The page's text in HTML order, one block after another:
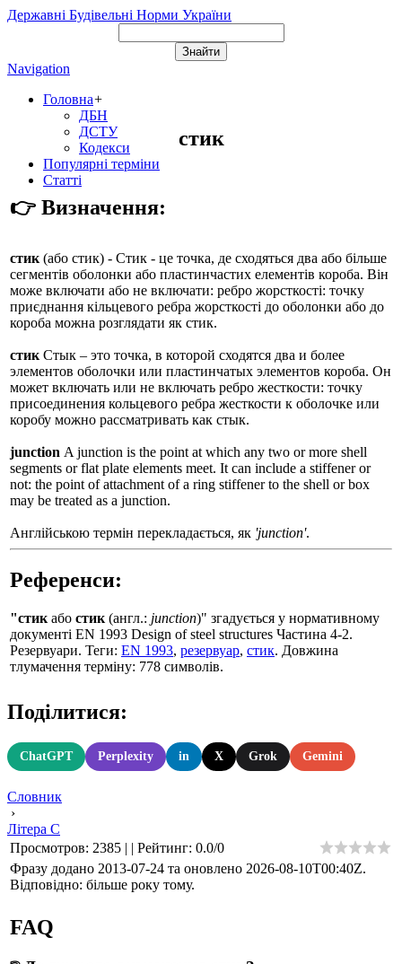
Державні Будівельні Норми України
Navigation
Головна+
ДБН
ДСТУ
Кодекси
Популярні терміни
Статті
стик
👉 Визначення:
стик (або стик) - Стик - це точка, де сходяться два або більше
сегментів оболонки або пластинчастих елементів короба. Він
може включати або не включати: ребро жорсткості: точку
приєднання кільцевого ребра жорсткості до оболонки або до
короба можна розглядати як стик.
стик Стык – это точка, в которой сходятся два и более
элементов оболочки или пластинчатых элементов короба. Он
может включать или не включать ребро жесткости: точку
присоединения кольцевого ребра жесткости к оболочке или
коробу можно рассматривать как стык.
junction A junction is the point at which any two or more shell
segments or flat plate elements meet. It can include a stiffener or
not: the point of attachment of a ring stiffener to the shell or box
may be treated as a junction.
Англійською термін перекладається, як 'junction'.
Референси:
"стик або стик (англ.: junction)" згадується у нормативному
документі EN 1993 Design of steel structures Частина 4-2.
Резервуари. Теги: EN 1993, резервуар, стик. Довжина
тлумачення терміну: 778 символів.
Поділитися:
ChatGPT Perplexity in X Grok Gemini
Словник
›
Літера С
Просмотров: 2385 | | Рейтинг: 0.0/0
Фразу додано 2013-07-24 та оновлено 2026-08-10T00:40Z.
Відповідно: більше року тому.
FAQ